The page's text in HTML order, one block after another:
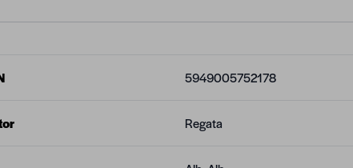
5949005752178
Regata